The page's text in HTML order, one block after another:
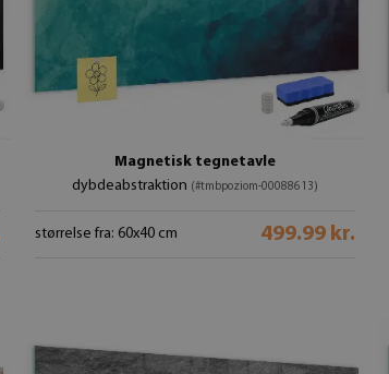
Magnetisk tegnetavle
dybdeabstraktion (#tmbpoziom-00088613)
størrelse fra: 60x40 cm 499.99 kr.